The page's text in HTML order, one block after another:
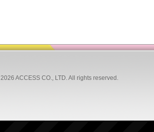
2026 ACCESS CO., LTD. All rights reserved.